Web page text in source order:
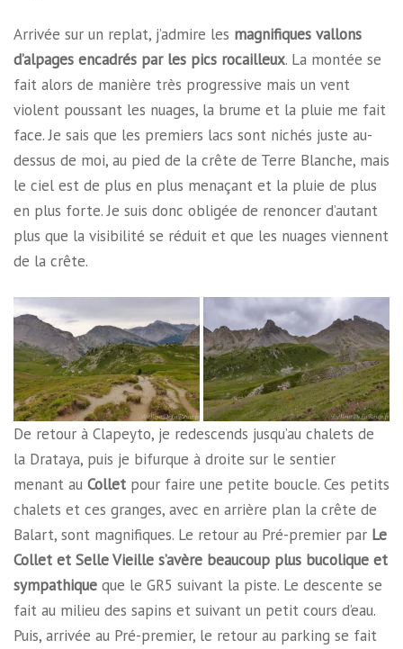
Arrivée sur un replat, j’admire les magnifiques vallons
d’alpages encadrés par les pics rocailleux. La montée se
fait alors de manière très progressive mais un vent
violent poussant les nuages, la brume et la pluie me fait
face. Je sais que les premiers lacs sont nichés juste au-
dessus de moi, au pied de la crête de Terre Blanche, mais
le ciel est de plus en plus menaçant et la pluie de plus
en plus forte. Je suis donc obligée de renoncer d’autant
plus que la visibilité se réduit et que les nuages viennent
de la crête.
De retour à Clapeyto, je redescends jusqu’au chalets de
la Drataya, puis je bifurque à droite sur le sentier
menant au Collet pour faire une petite boucle. Ces petits
chalets et ces granges, avec en arrière plan la crête de
Balart, sont magnifiques. Le retour au Pré-premier par Le
Collet et Selle Vieille s’avère beaucoup plus bucolique et
sympathique que le GR5 suivant la piste. Le descente se
fait au milieu des sapins et suivant un petit cours d’eau.
Puis, arrivée au Pré-premier, le retour au parking se fait